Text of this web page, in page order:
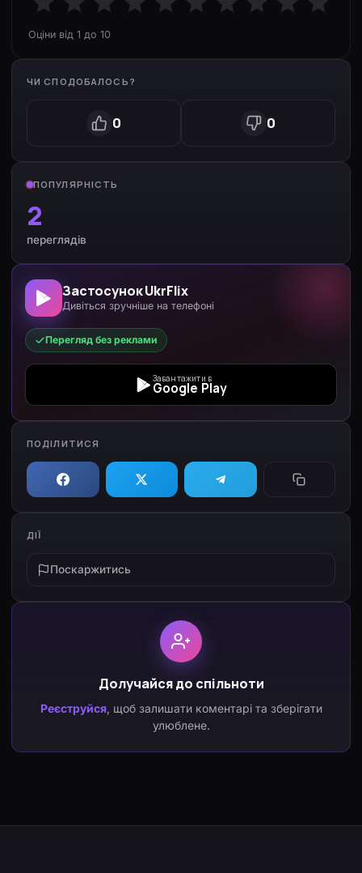
Оціни від 1 до 10
ЧИ СПОДОБАЛОСЬ?
0 0
ПОПУЛЯРНІСТЬ
2
переглядів
Застосунок UkrFlix
Дивіться зручніше на телефоні
Перегляд без реклами
Завантажити в
Google Play
ПОДІЛИТИСЯ
ДІЇ
Поскаржитись
Долучайся до спільноти
Реєструйся, щоб залишати коментарі та зберігати
улюблене.